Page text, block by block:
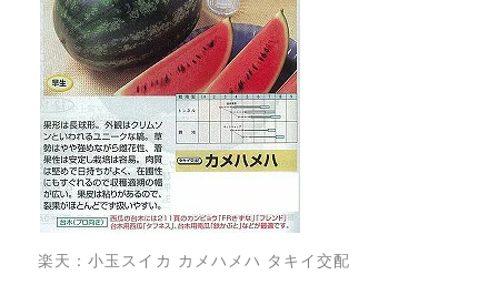
楽天：小玉スイカ カメハメハ タキイ交配